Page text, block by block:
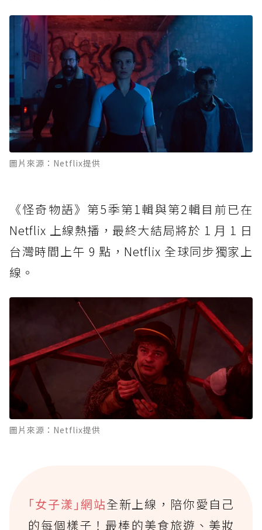
圖片來源：Netflix提供
《怪奇物語》第5季第1輯與第2輯目前已在
Netflix 上線熱播，最終大結局將於 1 月 1 日
台灣時間上午 9 點，Netflix 全球同步獨家上
線。
圖片來源：Netflix提供
｢女子漾｣網站全新上線，陪你愛自己
的每個樣子！最棒的美食旅遊、美妝